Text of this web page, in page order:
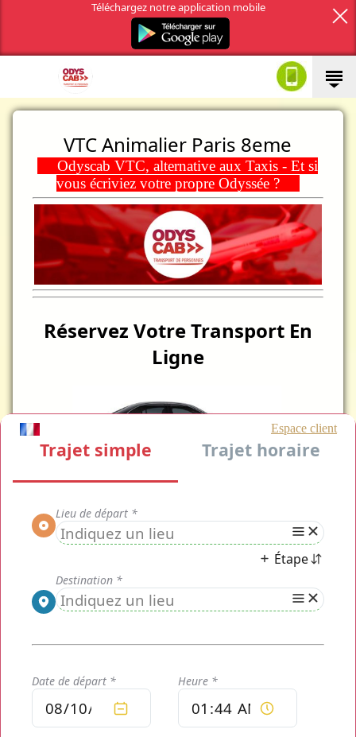
Téléchargez notre application mobile
VTC Animalier Paris 8eme
Odyscab VTC, alternative aux Taxis - Et si
vous écriviez votre propre Odyssée ?
Réservez Votre Transport En
Ligne